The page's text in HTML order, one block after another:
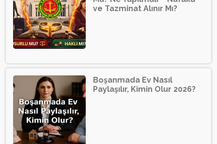
ve Tazminat Alınır Mı?
Boşanmada Ev Nasıl
Paylaşılır, Kimin Olur 2026?